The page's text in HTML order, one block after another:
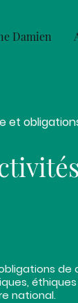
Damien
et
national.